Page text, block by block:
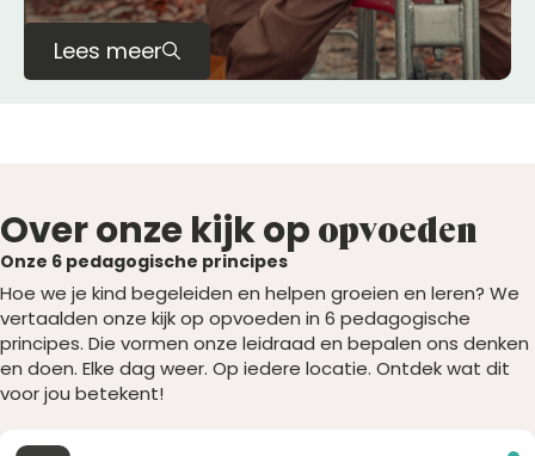
Lees meer
Overonzekijkop opvoeden
Onze 6 pedagogische principes
Hoe we je kind begeleiden en helpen groeien en leren? We
vertaalden onze kijk op opvoeden in 6 pedagogische
principes. Die vormen onze leidraad en bepalen ons denken
en doen. Elke dag weer. Op iedere locatie. Ontdek wat dit
voor jou betekent!